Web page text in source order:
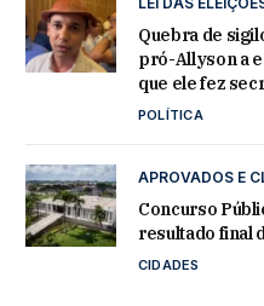
Quebra de
pró-Allyson a
que ele fez
POLÍTICA
APROVADOS E
Concurso
resultado final
CIDADES